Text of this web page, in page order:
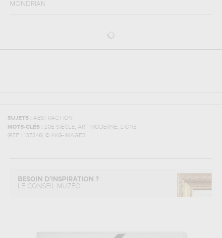
MONDRIAN
SUJETS : ABSTRACTION
MOTS-CLÉS : 20E SIÈCLE, ART MODERNE, LIGNE
(REF :
137346) © AKG-IMAGES
BESOIN D'INSPIRATION ?
LE CONSEIL MUZÉO